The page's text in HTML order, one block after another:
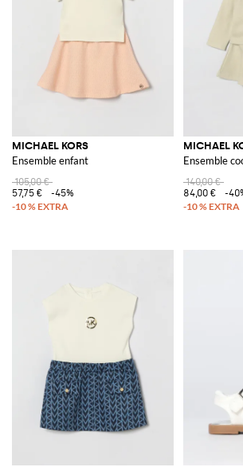
laminé, en cuir saffiano avec le logo et les
haute couture, toutes à combiner aux
chemisettes
pour un look casual et sophistiqué.
Découvrez la collection de vêtements, chaussures
et achetez avec la livraison gratuite sur Giglio.com
MICHAEL KORS
MICHAEL KORS
Ensemble enfant
105,00 €
57,75 €
-45%
MICHAEL
Ensemble
140,00 €
84,00 €
-